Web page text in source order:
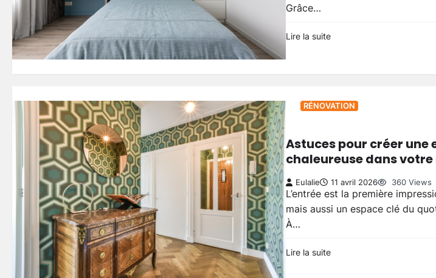
Grâce…
Lire la suite
RÉNOVATION
Astuces pour créer une
chaleureuse dans
Eulalie 11 avril 2026 360 Views
L’entrée est la première
mais aussi un espace clé du
À…
Lire la suite